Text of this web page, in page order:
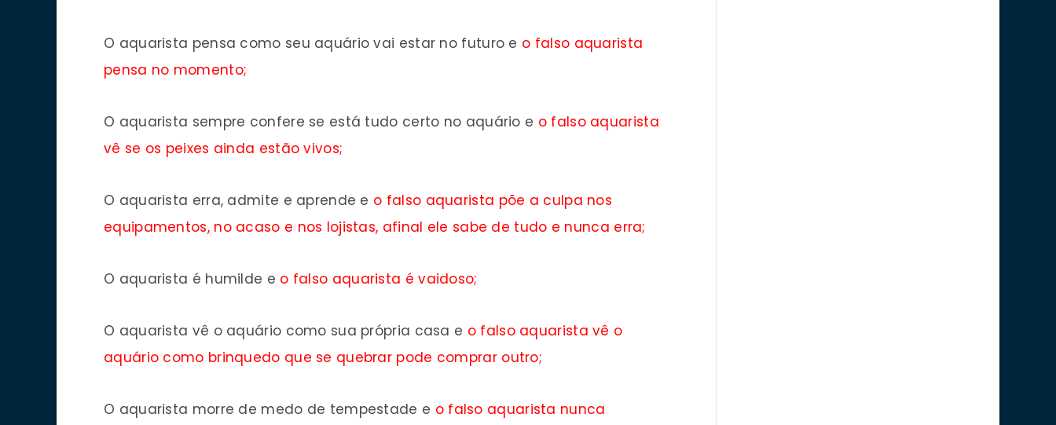
O aquarista pensa como seu aquário vai estar no futuro e o falso aquarista
pensa no momento;
O aquarista sempre confere se está tudo certo no aquário e o falso aquarista
vê se os peixes ainda estão vivos;
O aquarista erra, admite e aprende e o falso aquarista põe a culpa nos
equipamentos, no acaso e nos lojistas, afinal ele sabe de tudo e nunca erra;
O aquarista é humilde e o falso aquarista é vaidoso;
O aquarista vê o aquário como sua própria casa e o falso aquarista vê o
aquário como brinquedo que se quebrar pode comprar outro;
O aquarista morre de medo de tempestade e ofalso aquarista nunca